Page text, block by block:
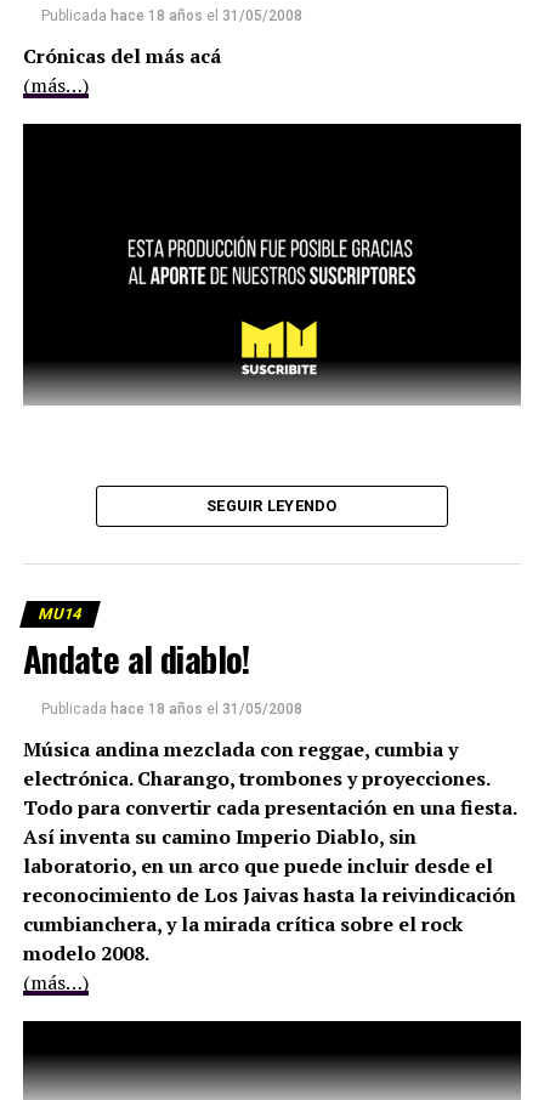
Publicada hace 18 años el 31/05/2008
Crónicas del más acá
(más…)
SEGUIR LEYENDO
MU14
Andate al diablo!
Publicada hace 18 años el 31/05/2008
Música andina mezclada con reggae, cumbia y
electrónica. Charango, trombones y proyecciones.
Todo para convertir cada presentación en una fiesta.
Así inventa su camino Imperio Diablo, sin
laboratorio, en un arco que puede incluir desde el
reconocimiento de Los Jaivas hasta la reivindicación
cumbianchera, y la mirada crítica sobre el rock
modelo 2008.
(más…)